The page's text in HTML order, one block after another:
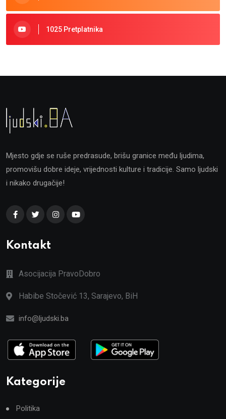
1025 Pretplatnika
Mjesto gdje se ruše predrasude, brišu granice među ljudima,
promovišu dobre ideje, vrijednosti kulture i tradicije. Samo ljudski
i nikako drugačije!
Kontakt
Asocijacija PravoDobro
Habibe Stočević 13, Sarajevo, BiH
info@ljudski.ba
Kategorije
Politika